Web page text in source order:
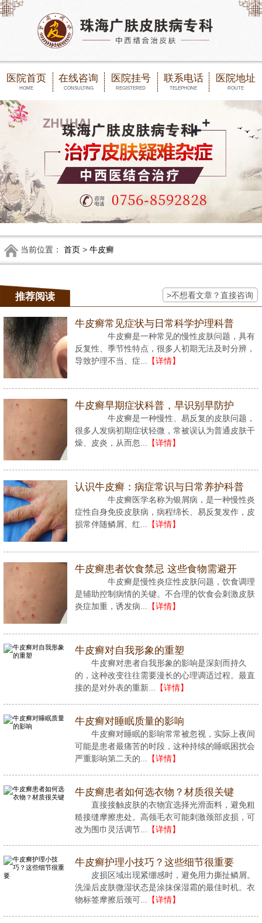
医院首页
HOME
在线咨询
CONSULTING
医院挂号
REGISTERED
联系电话
TELEPHONE
医院地址
ROUTE
当前位置： 首页> 牛皮癣
推荐阅读 >不想看文章？直接咨询
牛皮癣常见症状与日常科学护理科普
牛皮癣是一种常见的慢性皮肤问题，具有
反复性、季节性特点，很多人初期无法及时分辨，
导致护理不当、症...
【详情】
牛皮癣早期症状科普，早识别早防护
牛皮癣是一种慢性、易反复的皮肤问题，
很多人发病初期症状轻微，常被误认为普通皮肤干
燥、皮炎，从而忽...
【详情】
认识牛皮癣：病症常识与日常养护科普
牛皮癣医学名称为银屑病，是一种慢性炎
症性自身免疫皮肤病，病程绵长、易反复发作，皮
损常伴随鳞屑、红...
【详情】
牛皮癣患者饮食禁忌 这些食物需避开
牛皮癣是慢性炎症性皮肤问题，饮食调理
是辅助控制病情的关键。不合理的饮食会刺激皮肤
炎症加重，诱发病...
【详情】
牛皮癣对自我形象的重塑
牛皮癣对患者自我形象的影响是深刻而持久
的，这种改变往往需要漫长的心理调适过程。最直
接的是对外表的重新... 【详情】
牛皮癣对睡眠质量的影响
牛皮癣对睡眠的影响常常被忽视，实际上夜间
可能是患者最痛苦的时段，这种持续的睡眠困扰会
严重影响第二天的...
【详情】
牛皮癣患者如何选衣物？材质很关键
直接接触皮肤的衣物宜选择光滑面料，避免粗
糙接缝摩擦患处。高领毛衣可能刺激颈部皮损，可
改为围巾灵活调节...
【详情】
牛皮癣护理小技巧？这些细节很重要
皮损区域出现紧绷感时，避免用力撕扯鳞屑。
洗澡后皮肤微湿状态是涂抹保湿霜的最佳时机。衣
物标签摩擦后颈可...
【详情】